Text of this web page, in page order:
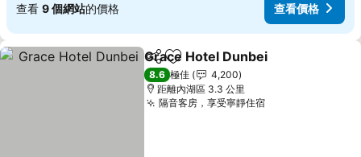
查看 9 個網站的價格 查看價格
分享 放到收藏夾
Grace Hotel Dunbei
8.6 極佳
4,200
距離內湖區 3.3 公里
隔音客房，享受寧靜住宿查看價格